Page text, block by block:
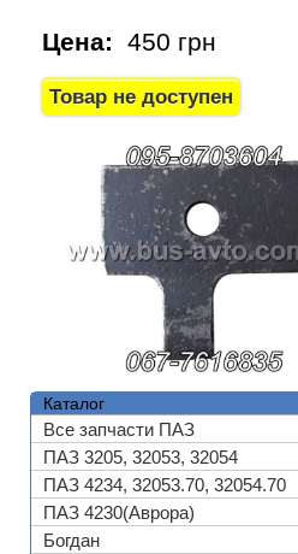
Цена: 450 грн
Каталог
Все запчасти ПАЗ
ПАЗ 3205, 32053, 32054
ПАЗ 4234, 32053.70, 32054.70
ПАЗ 4230(Аврора)
Богдан